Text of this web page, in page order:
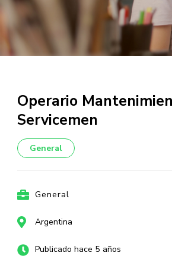
Operario
Servicemen
General
General
Argentina
Publicado hace 5 años